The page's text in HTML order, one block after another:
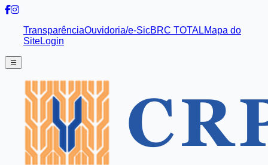
TransparênciaOuvidoria/e-SicBRC TOTALMapa do
SiteLogin